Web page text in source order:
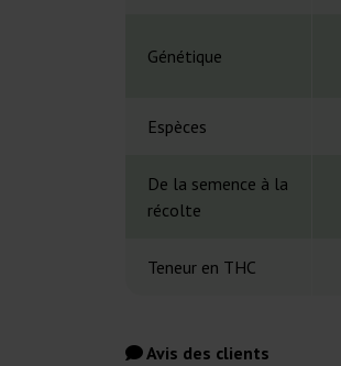
Génétique
Espèces
De la semence à la
récolte
Teneur en THC
Avis des clients